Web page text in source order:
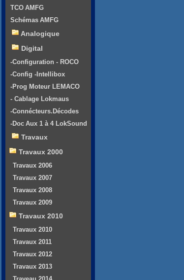
TCO AMFG
Schémas AMFG
Analogique
Digital
-Configuration - ROCO
-Config -Intellibox
-Prog Moteur LEMACO
- Cablage Lokmaus
-Connécteurs.Décodes
-Doc Aux 1 à 4 LokSound
Travaux
Travaux 2000
Travaux 2006
Travaux 2007
Travaux 2008
Travaux 2009
Travaux 2010
Travaux 2010
Travaux 2011
Travaux 2012
Travaux 2013